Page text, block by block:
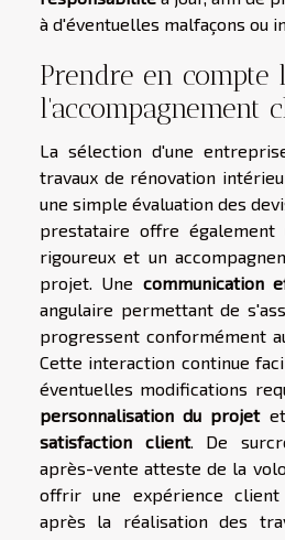
à d'éventuelles malfaçons ou
Prendre en
l'accompagnement
La sélection d'une
travaux de rénovation
une simple évaluation des
prestataire offre
rigoureux et un
projet. Une communication
angulaire permettant de
progressent conformément
Cette interaction continue
éventuelles modifications
personnalisation du projet
satisfaction client. De
après-vente atteste de la
offrir une expérience client
après la réalisation des